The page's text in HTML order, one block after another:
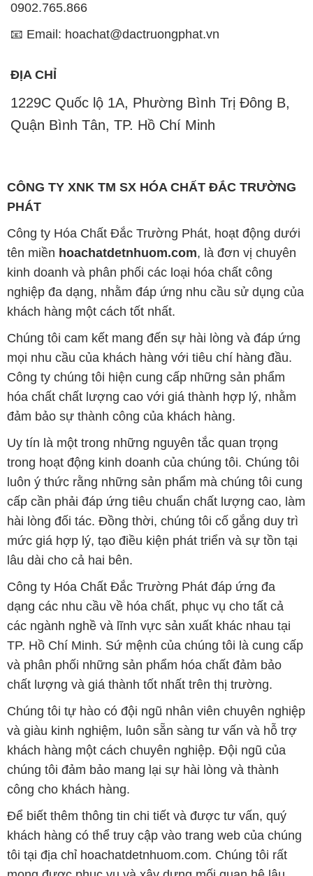
0902.765.866
📧 Email: hoachat@dactruongphat.vn
ĐỊA CHỈ
1229C Quốc lộ 1A, Phường Bình Trị Đông B,
Quận Bình Tân, TP. Hồ Chí Minh
CÔNG TY XNK TM SX HÓA CHẤT ĐẮC TRƯỜNG
PHÁT
Công ty Hóa Chất Đắc Trường Phát, hoạt động dưới
tên miền hoachatdetnhuom.com, là đơn vị chuyên
kinh doanh và phân phối các loại hóa chất công
nghiệp đa dạng, nhằm đáp ứng nhu cầu sử dụng của
khách hàng một cách tốt nhất.
Chúng tôi cam kết mang đến sự hài lòng và đáp ứng
mọi nhu cầu của khách hàng với tiêu chí hàng đầu.
Công ty chúng tôi hiện cung cấp những sản phẩm
hóa chất chất lượng cao với giá thành hợp lý, nhằm
đảm bảo sự thành công của khách hàng.
Uy tín là một trong những nguyên tắc quan trọng
trong hoạt động kinh doanh của chúng tôi. Chúng tôi
luôn ý thức rằng những sản phẩm mà chúng tôi cung
cấp cần phải đáp ứng tiêu chuẩn chất lượng cao, làm
hài lòng đối tác. Đồng thời, chúng tôi cố gắng duy trì
mức giá hợp lý, tạo điều kiện phát triển và sự tồn tại
lâu dài cho cả hai bên.
Công ty Hóa Chất Đắc Trường Phát đáp ứng đa
dạng các nhu cầu về hóa chất, phục vụ cho tất cả
các ngành nghề và lĩnh vực sản xuất khác nhau tại
TP. Hồ Chí Minh. Sứ mệnh của chúng tôi là cung cấp
và phân phối những sản phẩm hóa chất đảm bảo
chất lượng và giá thành tốt nhất trên thị trường.
Chúng tôi tự hào có đội ngũ nhân viên chuyên nghiệp
và giàu kinh nghiệm, luôn sẵn sàng tư vấn và hỗ trợ
khách hàng một cách chuyên nghiệp. Đội ngũ của
chúng tôi đảm bảo mang lại sự hài lòng và thành
công cho khách hàng.
Để biết thêm thông tin chi tiết và được tư vấn, quý
khách hàng có thể truy cập vào trang web của chúng
tôi tại địa chỉ hoachatdetnhuom.com. Chúng tôi rất